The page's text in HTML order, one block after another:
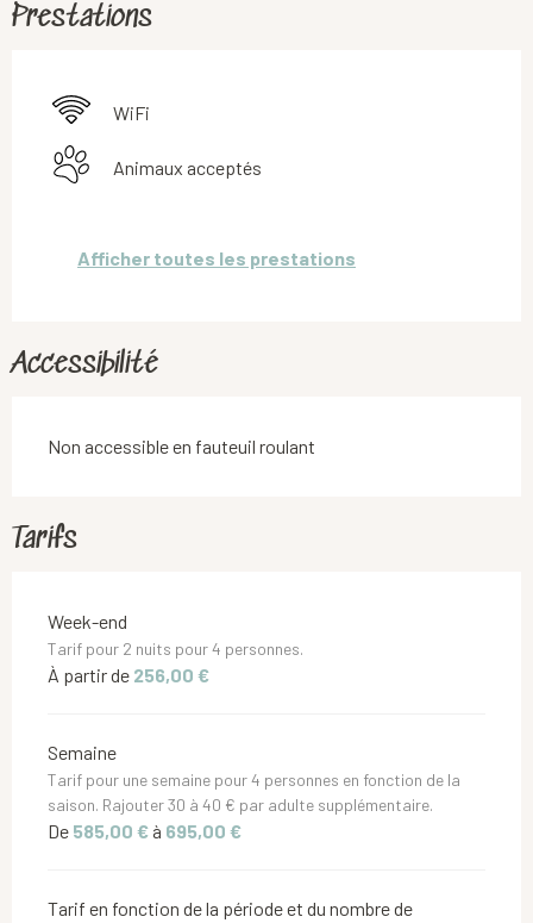
Prestations
WiFi
Animaux acceptés
Afficher toutes les prestations
Accessibilité
Non accessible en fauteuil roulant
Tarifs
Tarifs 2026
Week-end
Tarif pour 2 nuits pour 4 personnes.
À partir de 256,00 €
Semaine
Tarif pour une semaine pour 4 personnes en fonction de la
saison. Rajouter 30 à 40 € par adulte supplémentaire.
De 585,00 € à 695,00 €
Tarif en fonction de la période et du nombre de